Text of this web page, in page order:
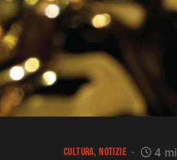
CULTURA NOTIZIE 4